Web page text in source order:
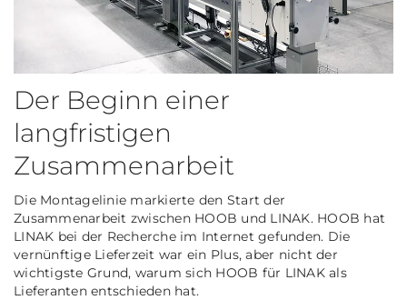
Der Beginn einer
langfristigen
Zusammenarbeit
Die Montagelinie markierte den Start der
Zusammenarbeit zwischen HOOB und LINAK. HOOB hat
LINAK bei der Recherche im Internet gefunden. Die
vernünftige Lieferzeit war ein Plus, aber nicht der
wichtigste Grund, warum sich HOOB für LINAK als
Lieferanten entschieden hat.